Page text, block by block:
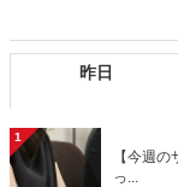
昨日
1
【今週
っ...